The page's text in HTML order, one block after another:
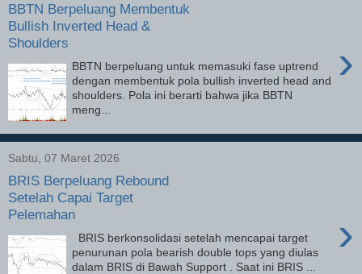
BBTN Berpeluang Membentuk
Bullish Inverted Head &
Shoulders
›
BBTN berpeluang untuk memasuki fase uptrend
dengan membentuk pola bullish inverted head and
shoulders. Pola ini berarti bahwa jika BBTN
meng...
Sabtu, 07 Maret 2026
BRIS Berpeluang Rebound
Setelah Capai Target
Pelemahan
›
BRIS berkonsolidasi setelah mencapai target
penurunan pola bearish double tops yang diulas
dalam BRIS di Bawah Support . Saat ini BRIS ...